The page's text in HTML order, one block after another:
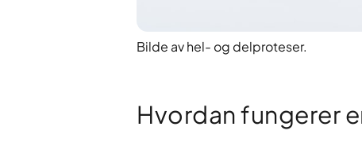
Bilde av hel- og delproteser.
Hvordan fungerer